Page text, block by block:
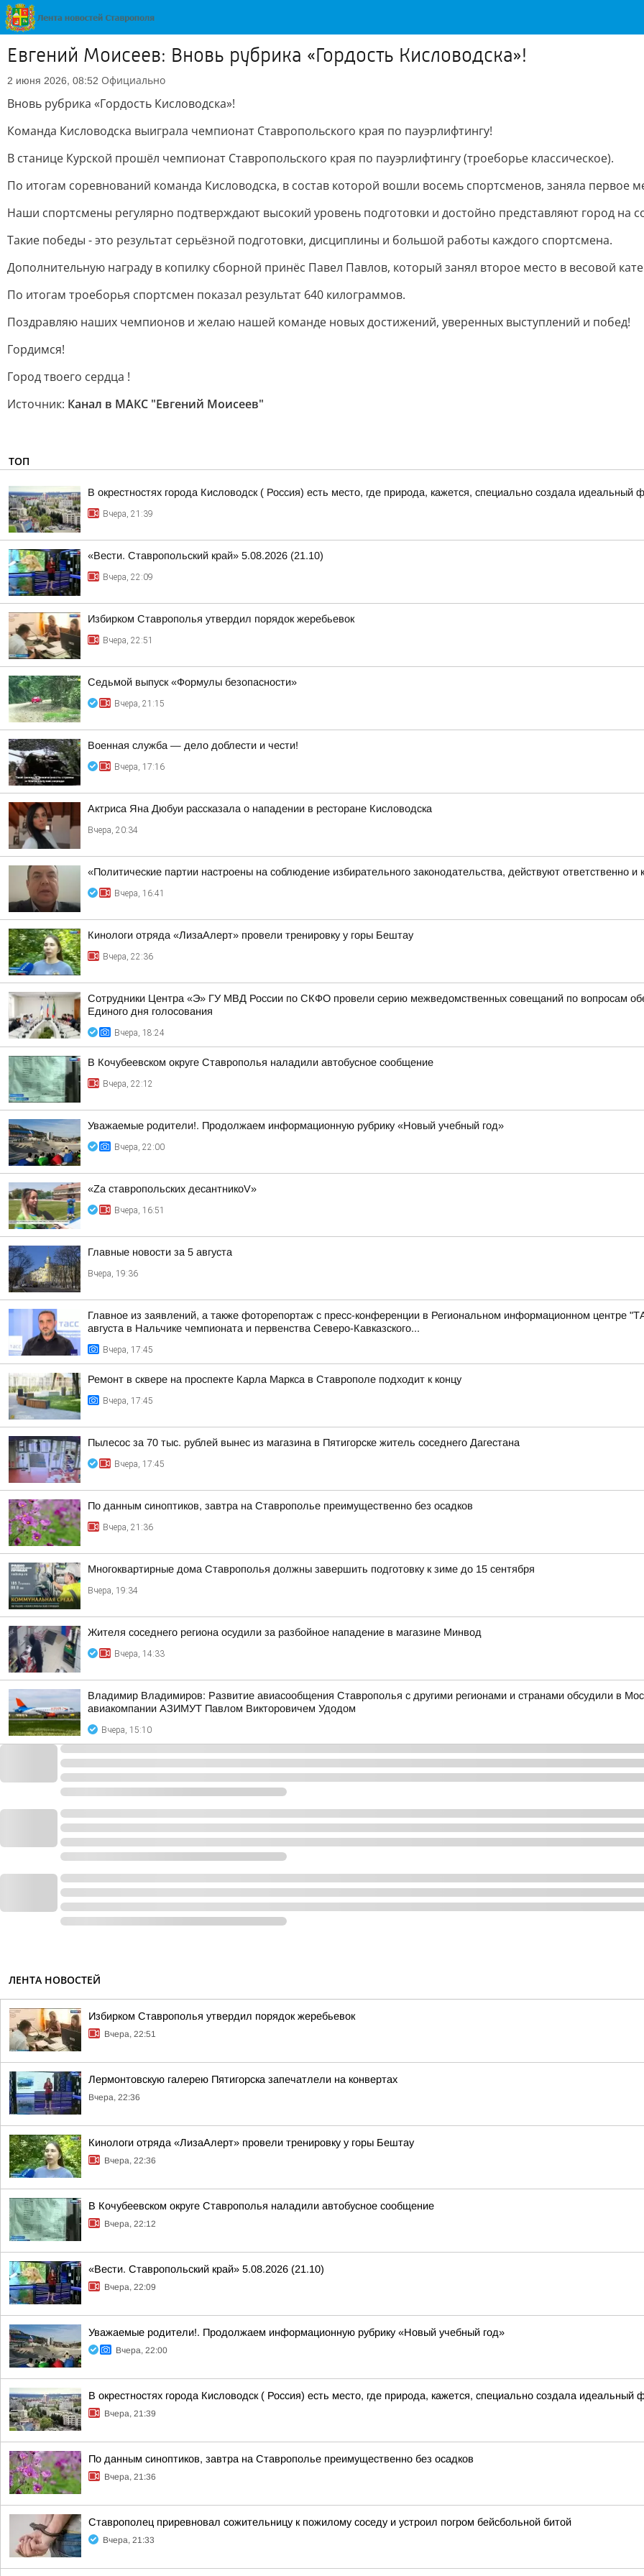
Евгений Моисеев: Вновь рубрика «Гордость Кисловодска»!
2 июня 2026, 08:52 Официально
Вновь рубрика «Гордость Кисловодска»!
Команда Кисловодска выиграла чемпионат Ставропольского края по пауэрлифтингу!
В станице Курской прошёл чемпионат Ставропольского края по пауэрлифтингу (троеборье классическое).
По итогам соревнований команда Кисловодска, в состав которой вошли восемь спортсменов, заняла первое
Наши спортсмены регулярно подтверждают высокий уровень подготовки и достойно представляют город на
Такие победы - это результат серьёзной подготовки, дисциплины и большой работы каждого спортсмена.
Дополнительную награду в копилку сборной принёс Павел Павлов, который занял второе место в весовой
По итогам троеборья спортсмен показал результат 640 килограммов.
Поздравляю наших чемпионов и желаю нашей команде новых достижений, уверенных выступлений и побед!
Гордимся!
Город твоего сердца !
Источник: Канал в МАКС "Евгений Моисеев"
ТОП
В окрестностях города Кисловодск ( Россия) есть место, где природа, кажется, специально создала
Вчера, 21:39
«Вести. Ставропольский край» 5.08.2026 (21.10)
Вчера, 22:09
Избирком Ставрополья утвердил порядок жеребьевок
Вчера, 22:51
Седьмой выпуск «Формулы безопасности»
Вчера, 21:15
Военная служба — дело доблести и чести!
Вчера, 17:16
Актриса Яна Дюбуи рассказала о нападении в ресторане Кисловодска
Вчера, 20:34
«Политические партии настроены на соблюдение избирательного законодательства, действуют ответственно и
Вчера, 16:41
Кинологи отряда «ЛизаАлерт» провели тренировку у горы Бештау
Вчера, 22:36
Сотрудники Центра «Э» ГУ МВД России по СКФО провели серию межведомственных совещаний по вопросам
Единого дня голосования
Вчера, 18:24
В Кочубеевском округе Ставрополья наладили автобусное сообщение
Вчера, 22:12
Уважаемые родители!. Продолжаем информационную рубрику «Новый учебный год»
Вчера, 22:00
«Zа ставропольских десантникоV»
Вчера, 16:51
Главные новости за 5 августа
Вчера, 19:36
Главное из заявлений, а также фоторепортаж с пресс-конференции в Региональном информационном центре
августа в Нальчике чемпионата и первенства Северо-Кавказского...
Вчера, 17:45
Ремонт в сквере на проспекте Карла Маркса в Ставрополе подходит к концу
Вчера, 17:45
Пылесос за 70 тыс. рублей вынес из магазина в Пятигорске житель соседнего Дагестана
Вчера, 17:45
По данным синоптиков, завтра на Ставрополье преимущественно без осадков
Вчера, 21:36
Многоквартирные дома Ставрополья должны завершить подготовку к зиме до 15 сентября
Вчера, 19:34
Жителя соседнего региона осудили за разбойное нападение в магазине Минвод
Вчера, 14:33
Владимир Владимиров: Развитие авиасообщения Ставрополья с другими регионами и странами обсудили в
авиакомпании АЗИМУТ Павлом Викторовичем Удодом
Вчера, 15:10
ЛЕНТА НОВОСТЕЙ
Избирком Ставрополья утвердил порядок жеребьевок
Вчера, 22:51
Лермонтовскую галерею Пятигорска запечатлели на конвертах
Вчера, 22:36
Кинологи отряда «ЛизаАлерт» провели тренировку у горы Бештау
Вчера, 22:36
В Кочубеевском округе Ставрополья наладили автобусное сообщение
Вчера, 22:12
«Вести. Ставропольский край» 5.08.2026 (21.10)
Вчера, 22:09
Уважаемые родители!. Продолжаем информационную рубрику «Новый учебный год»
Вчера, 22:00
В окрестностях города Кисловодск ( Россия) есть место, где природа, кажется, специально создала
Вчера, 21:39
По данным синоптиков, завтра на Ставрополье преимущественно без осадков
Вчера, 21:36
Ставрополец приревновал сожительницу к пожилому соседу и устроил погром бейсбольной битой
Вчера, 21:33